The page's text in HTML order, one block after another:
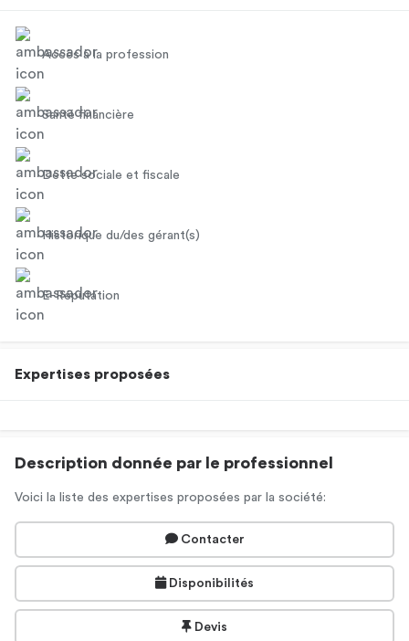
Accès à la profession
Santé financière
Dette sociale et fiscale
Historique du/des gérant(s)
E-Réputation
Expertises proposées
Description donnée par le professionnel
Voici la liste des expertises proposées par la société:
Contacter
Disponibilités
Devis